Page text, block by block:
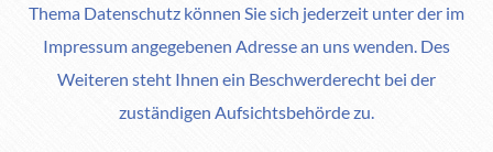
Thema Datenschutz können Sie sich jederzeit unter der im
Impressum angegebenen Adresse an uns wenden. Des
Weiteren steht Ihnen ein Beschwerderecht bei der
zuständigen Aufsichtsbehörde zu.